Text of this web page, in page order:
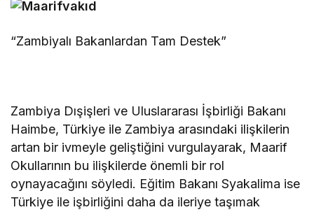
“Zambiyalı Bakanlardan Tam Destek”
Zambiya Dışişleri ve Uluslararası İşbirliği Bakanı
Haimbe, Türkiye ile Zambiya arasındaki ilişkilerin
artan bir ivmeyle geliştiğini vurgulayarak, Maarif
Okullarının bu ilişkilerde önemli bir rol
oynayacağını söyledi. Eğitim Bakanı Syakalima ise
Türkiye ile işbirliğini daha da ileriye taşımak